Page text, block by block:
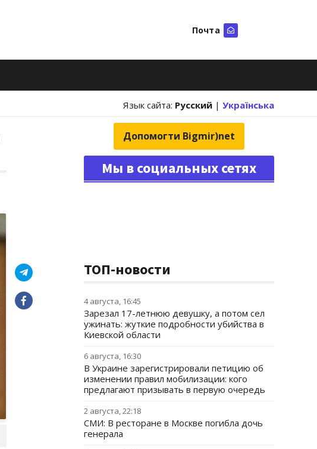
Почта
Язык сайта: Русский | Українська
Допомогти Bigmir)net
Мы в социальных сетях
ТОП-новости
4 августа, 16:45
Зарезал 17-летнюю девушку, а потом сел
ужинать: жуткие подробности убийства в
Киевской области
6 августа, 16:30
В Украине зарегистрировали петицию об
изменении правил мобилизации: кого
предлагают призывать в первую очередь
2 августа, 22:18
СМИ: В ресторане в Москве погибла дочь
генерала